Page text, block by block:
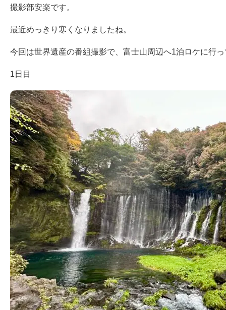
撮影部安楽です。
最近めっきり寒くなりましたね。
今回は世界遺産の番組撮影で、富士山周辺へ1泊ロケに行
1日目